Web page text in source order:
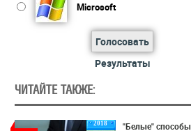
Microsoft
Голосовать
Результаты
ЧИТАЙТЕ ТАКЖЕ:
2018
"Белые" способы